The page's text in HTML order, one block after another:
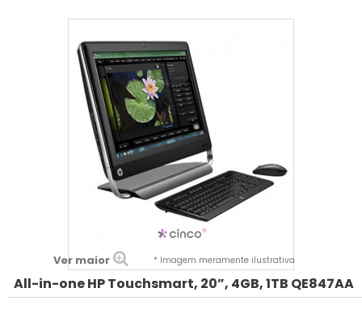
Ver maior * Imagem meramente ilustrativa
All-in-one HP Touchsmart, 20”, 4GB, 1TB QE847AA